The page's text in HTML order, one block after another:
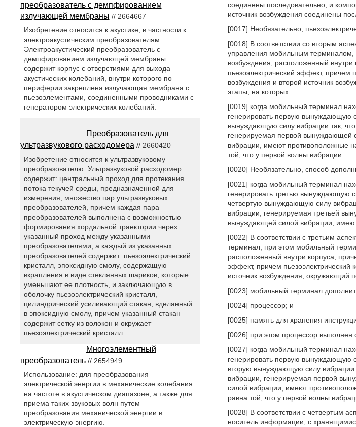
соединены последовательно, и
источник возбуждения соединены
[0017] Необязательно,
[0018] В соответствии со вторым
управления мобильным терминалом,
возбуждения, расположенный внутри
пьезоэлектрический эффект, причем
возбуждения и второй источник
этапы, на которых:
[0019] когда мобильный терминал
генерировать первую вынуждающую
вынуждающую силу вибрации так, что
генерируемая первой вынуждающей
вибрации, имеют противоположные
той, что у первой волны вибрации.
[0020] Необязательно, способ
[0021] когда мобильный терминал
генерировать третью вынуждающую
четвертую вынуждающую силу
вибрации, генерируемая третьей
вынуждающей силой вибрации,
[0022] В соответствии с третьим
терминал, при этом мобильный
расположенный внутри корпуса,
эффект, причем
источник возбуждения, окружающий
[0023] мобильный терминал
[0024] процессор; и
[0025] память для хранения
[0026] при этом процессор
[0027] когда мобильный терминал
генерировать первую вынуждающую
вторую вынуждающую силу вибрации
вибрации, генерируемая первой
силой вибрации, имеют
равна той, что у первой волны
[0028] В соответствии с четвертым
носитель информации, с
преобразователь с демпфированием
излучающей мембраны // 2664667
Изобретение относится к акустике, в частности к
электроакустическим преобразователям.
Электроакустический преобразователь с
демпфированием излучающей мембраны
содержит корпус с отверстиями для выхода
акустических колебаний, внутри которого по
периферии закреплена излучающая мембрана с
пьезоэлементами, соединенными проводниками с
генератором электрических колебаний.
Преобразователь для
ультразвукового расходомера// 2660420
Изобретение относится к ультразвуковому
преобразователю. Ультразвуковой расходомер
содержит: центральный проход для протекания
потока текучей среды, предназначенной для
измерения, множество пар ультразвуковых
преобразователей, причем каждая пара
преобразователей выполнена с возможностью
формирования хордальной траектории через
указанный проход между указанными
преобразователями, а каждый из указанных
преобразователей содержит: пьезоэлектрический
кристалл, эпоксидную смолу, содержащую
вкрапления в виде стеклянных шариков, которые
уменьшают ее плотность, и заключающую в
оболочку пьезоэлектрический кристалл,
цилиндрический усиливающий стакан, вделанный
в эпоксидную смолу, причем указанный стакан
содержит сетку из волокон и окружает
пьезоэлектрический кристалл.
Многоэлементный
преобразователь// 2654949
Использование: для преобразования
электрической энергии в механические колебания
на частоте в акустическом диапазоне, а также для
приема таких звуковых волн путем
преобразования механической энергии в
электрическую энергию.